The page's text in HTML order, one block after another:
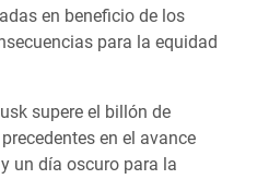
en beneficio de los
para la equidad
supere el billón de
en el avance
un día oscuro para la